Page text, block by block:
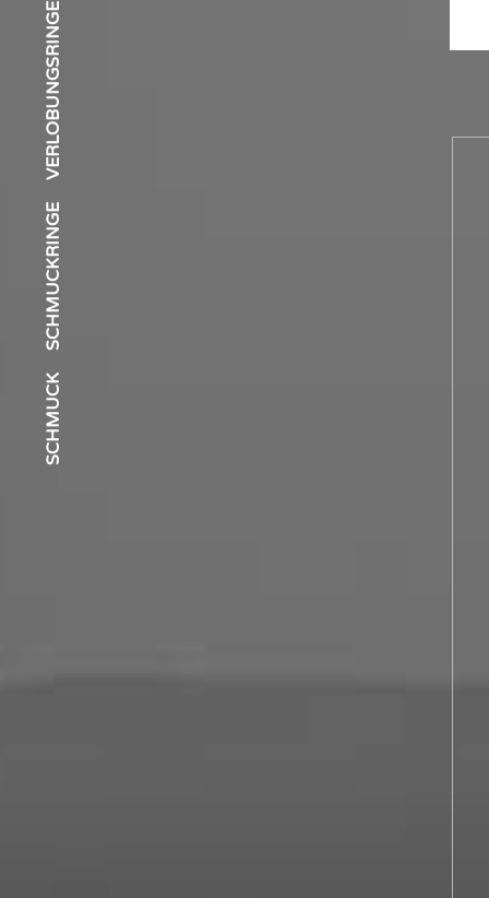
SCHMUCK
SCHMUCKRINGE
VERLOBUNGSRINGE